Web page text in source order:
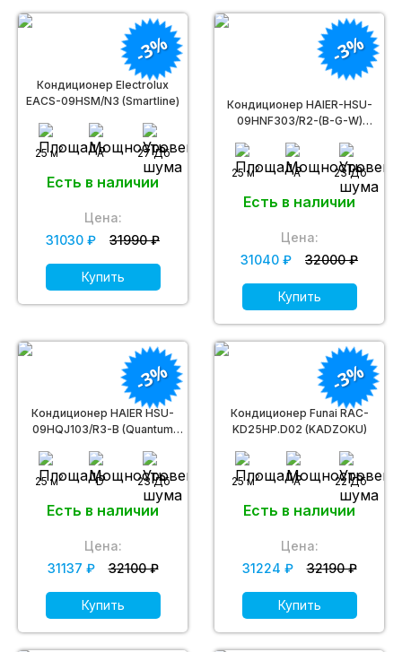
Кондиционер Electrolux
EACS-09HSM/N3 (Smartline)
25 м2 A 27 Дб
Есть в наличии
-3%
Цена:
31030 ₽
31990 ₽
Купить
Кондиционер HAIER-HSU-
09HNF303/R2-(B-G-W)
25 м2 A 23 Дб
Есть в наличии
-3%
Цена:
31040 ₽
32000 ₽
Купить
Кондиционер HAIER HSU-
09HQJ103/R3-B (Quantum
25 м2 D 23 Дб
Есть в наличии
-3%
Цена:
31137 ₽
32100 ₽
Купить
Кондиционер Funai RAC-
KD25HP.D02 (KADZOKU)
25 м2 A 22 Дб
Есть в наличии
-3%
Цена:
31224 ₽
32190 ₽
Купить